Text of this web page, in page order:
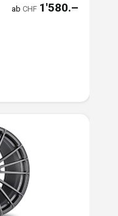
abCHF 1'580.–